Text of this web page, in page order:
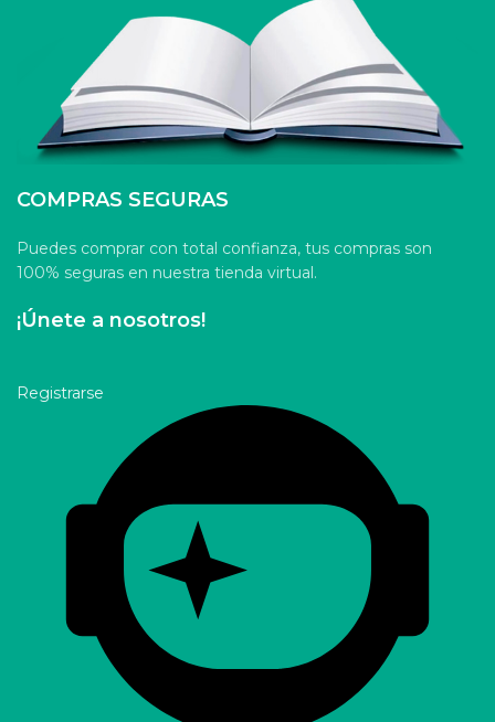
COMPRAS SEGURAS
Puedes comprar con total confianza, tus compras son
100% seguras en nuestra tienda virtual.
¡Únete a nosotros!
Registrarse